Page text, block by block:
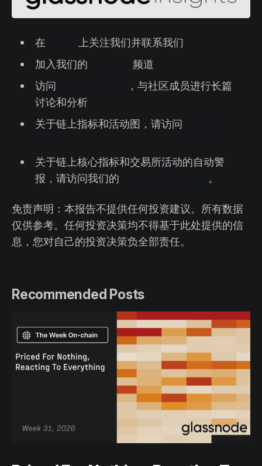
在
上关注我们并联系我们
加入我们的
频道
访问
，与社区成员进行长篇
讨论和分析
关于链上指标和活动图，请访问
关于链上核心指标和交易所活动的自动警
报，请访问我们的
。
免责声明：本报告不提供任何投资建议。所有数据
仅供参考。任何投资决策均不得基于此处提供的信
息，您对自己的投资决策负全部责任。
Recommended Posts